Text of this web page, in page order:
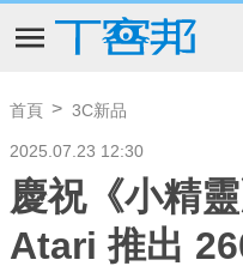
首頁 3C新品
2025.07.23 12:30
慶祝《小精
Atari 推出